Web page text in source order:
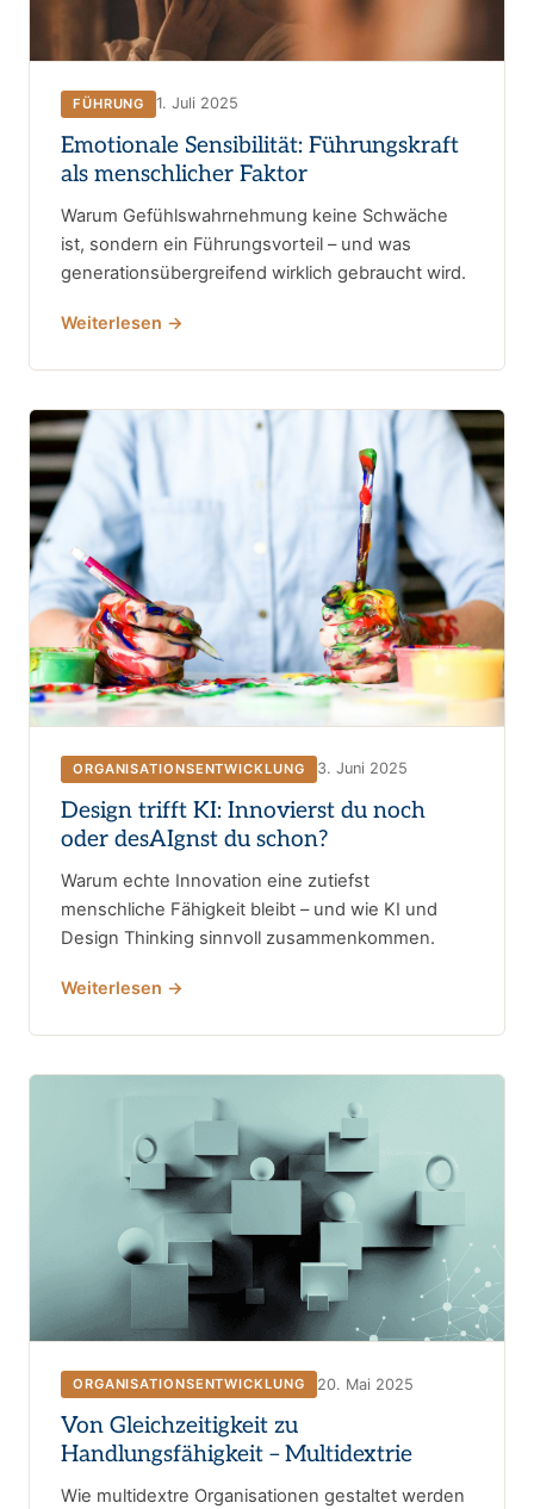
FÜHRUNG 1. Juli 2025
Emotionale Sensibilität: Führungskraft
als menschlicher Faktor
Warum Gefühlswahrnehmung keine Schwäche
ist, sondern ein Führungsvorteil – und was
generationsübergreifend wirklich gebraucht wird.
Weiterlesen →
ORGANISATIONSENTWICKLUNG 3. Juni 2025
Design trifft KI: Innovierst du noch
oder desAIgnst du schon?
Warum echte Innovation eine zutiefst
menschliche Fähigkeit bleibt – und wie KI und
Design Thinking sinnvoll zusammenkommen.
Weiterlesen →
ORGANISATIONSENTWICKLUNG 20. Mai 2025
Von Gleichzeitigkeit zu
Handlungsfähigkeit – Multidextrie
Wie multidextre Organisationen gestaltet werden